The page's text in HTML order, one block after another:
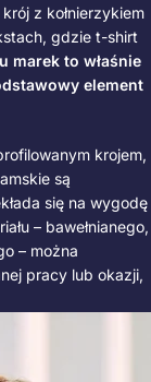
z kołnierzykiem
gdzie t-shirt
marek to właśnie
element
krojem,
są
się na wygodę
– bawełnianego,
– można
pracy lub okazji,